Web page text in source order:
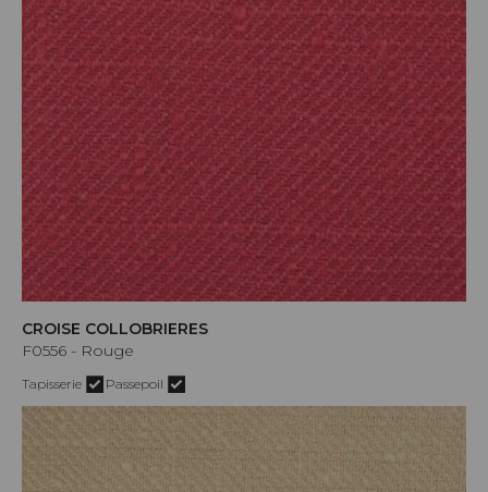
CROISE COLLOBRIERES
F0556 - Rouge
Tapisserie Passepoil